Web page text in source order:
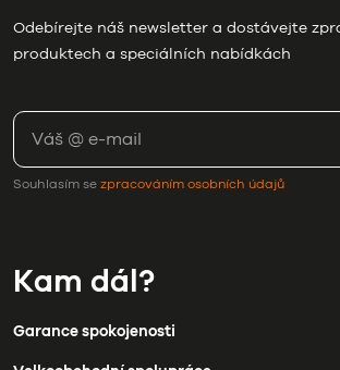
Odebírejte náš newsletter a dostávejte
produktech a speciálních nabídkách
Souhlasím sezpracováním osobních údajů
Kam dál?
Garance spokojenosti